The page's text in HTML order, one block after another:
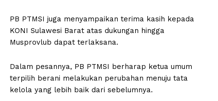
PB PTMSI juga menyampaikan terima kasih kepada
KONI Sulawesi Barat atas dukungan hingga
Musprovlub dapat terlaksana.
Dalam pesannya, PB PTMSI berharap ketua umum
terpilih berani melakukan perubahan menuju tata
kelola yang lebih baik dari sebelumnya.